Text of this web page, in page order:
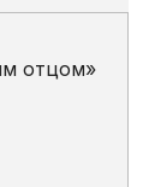
отцом»